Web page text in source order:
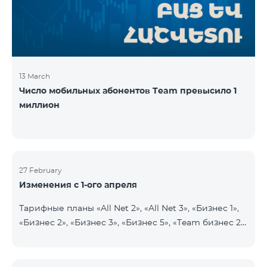
прежних 2900 драмов. Абоненты получат 750
13 March
Число мобильных абонентов Team превысило 1
миллион
27 February
Изменения с 1-ого апреля
Тарифные планы «All Net 2», «All Net 3», «Бизнес 1»,
«Бизнес 2», «Бизнес 3», «Бизнес 5», «Team бизнес 2»,